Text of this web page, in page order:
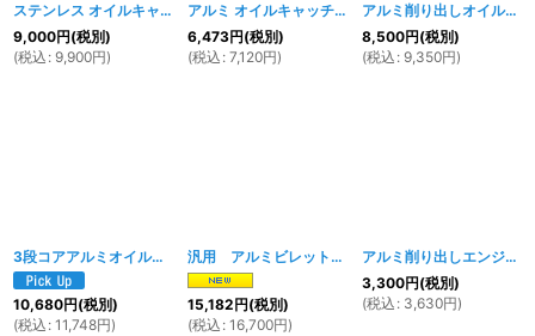
ステンレス オイルキャッチタンク [036w]
9,000円(税別)
(税込 : 9,900円)
アルミ オイルキャッチタンク [037w]
6,473円(税別)
(税込 : 7,120円)
アルミ削り出しオイルキャッチタンク
8,500円(税別)
(税込 : 9,350円)
3段コアアルミオイルクーラー [ 024w]
10,680円(税別)
(税込 : 11,748円)
汎用 アルミビレットオイルクーラーキット（ホース２本付）
15,182円(税別)
(税込 : 16,700円)
アルミ削り出しエンジンシリンダーヘッドカバー
3,300円(税別)
(税込 : 3,630円)